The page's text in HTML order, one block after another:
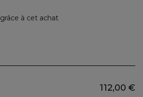
grâce à cet achat
112,00 €